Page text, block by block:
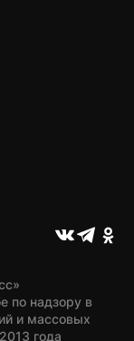
по надзору в
и массовых
года